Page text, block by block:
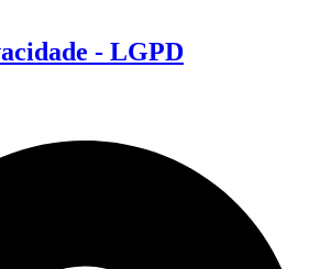
- LGPD